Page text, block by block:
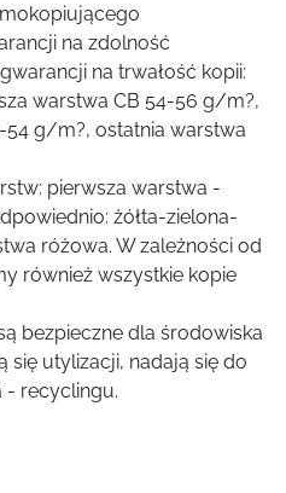
na zdolność
na trwałość kopii:
warstwa CB 54-56 g/m?,
54 g/m?, ostatnia warstwa
pierwsza warstwa -
żółta-zielona-
różowa. W zależności od
również wszystkie kopie
bezpieczne dla środowiska
się utylizacji, nadają się do
- recyclingu.